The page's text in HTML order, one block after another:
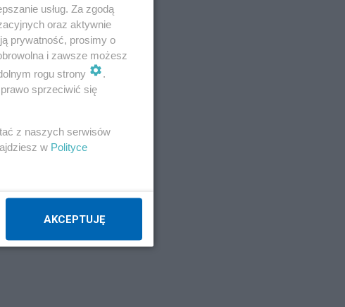
usług. Za zgodą
oraz aktywnie
prywatność, prosimy o
i zawsze możesz
rogu strony
.
sprzeciwić się
z naszych serwisów
w Polityce
AKCEPTUJĘ